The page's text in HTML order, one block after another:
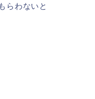
らわないと